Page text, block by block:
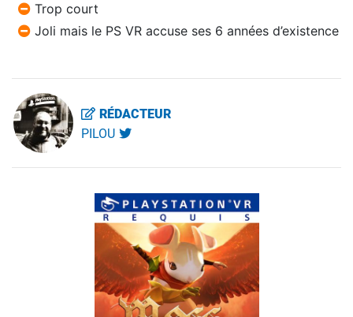
Trop court
Joli mais le PS VR accuse ses 6 années d’existence
RÉDACTEUR
PILOU